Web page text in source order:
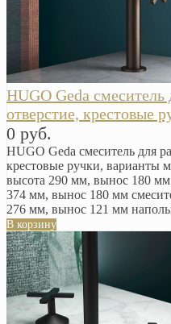
HUGO Geda смеситель
отверстие, крестовые
0 руб.
HUGO Geda смеситель для
крестовые ручки, варианты
высота 290 мм, вынос 180 мм
374 мм, вынос 180 мм
276 мм, вынос 121 мм
В корзину